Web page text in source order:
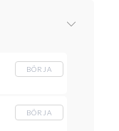
BÖRJA
BÖRJA